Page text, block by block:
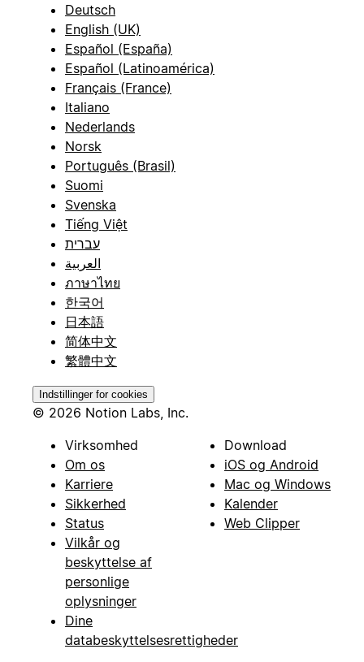
Deutsch
English (UK)
Español (España)
Español (Latinoamérica)
Français (France)
Italiano
Nederlands
Norsk
Português (Brasil)
Suomi
Svenska
Tiếng Việt
עברית
العربية
ภาษาไทย
한국어
日本語
简体中文
繁體中文
Indstillinger for cookies
© 2026 Notion Labs, Inc.
Virksomhed
Om os
Karriere
Sikkerhed
Status
Vilkår og
beskyttelse af
personlige
oplysninger
Dine
databeskyttelsesrettigheder
Download
iOS og Android
Mac og Windows
Kalender
Web Clipper